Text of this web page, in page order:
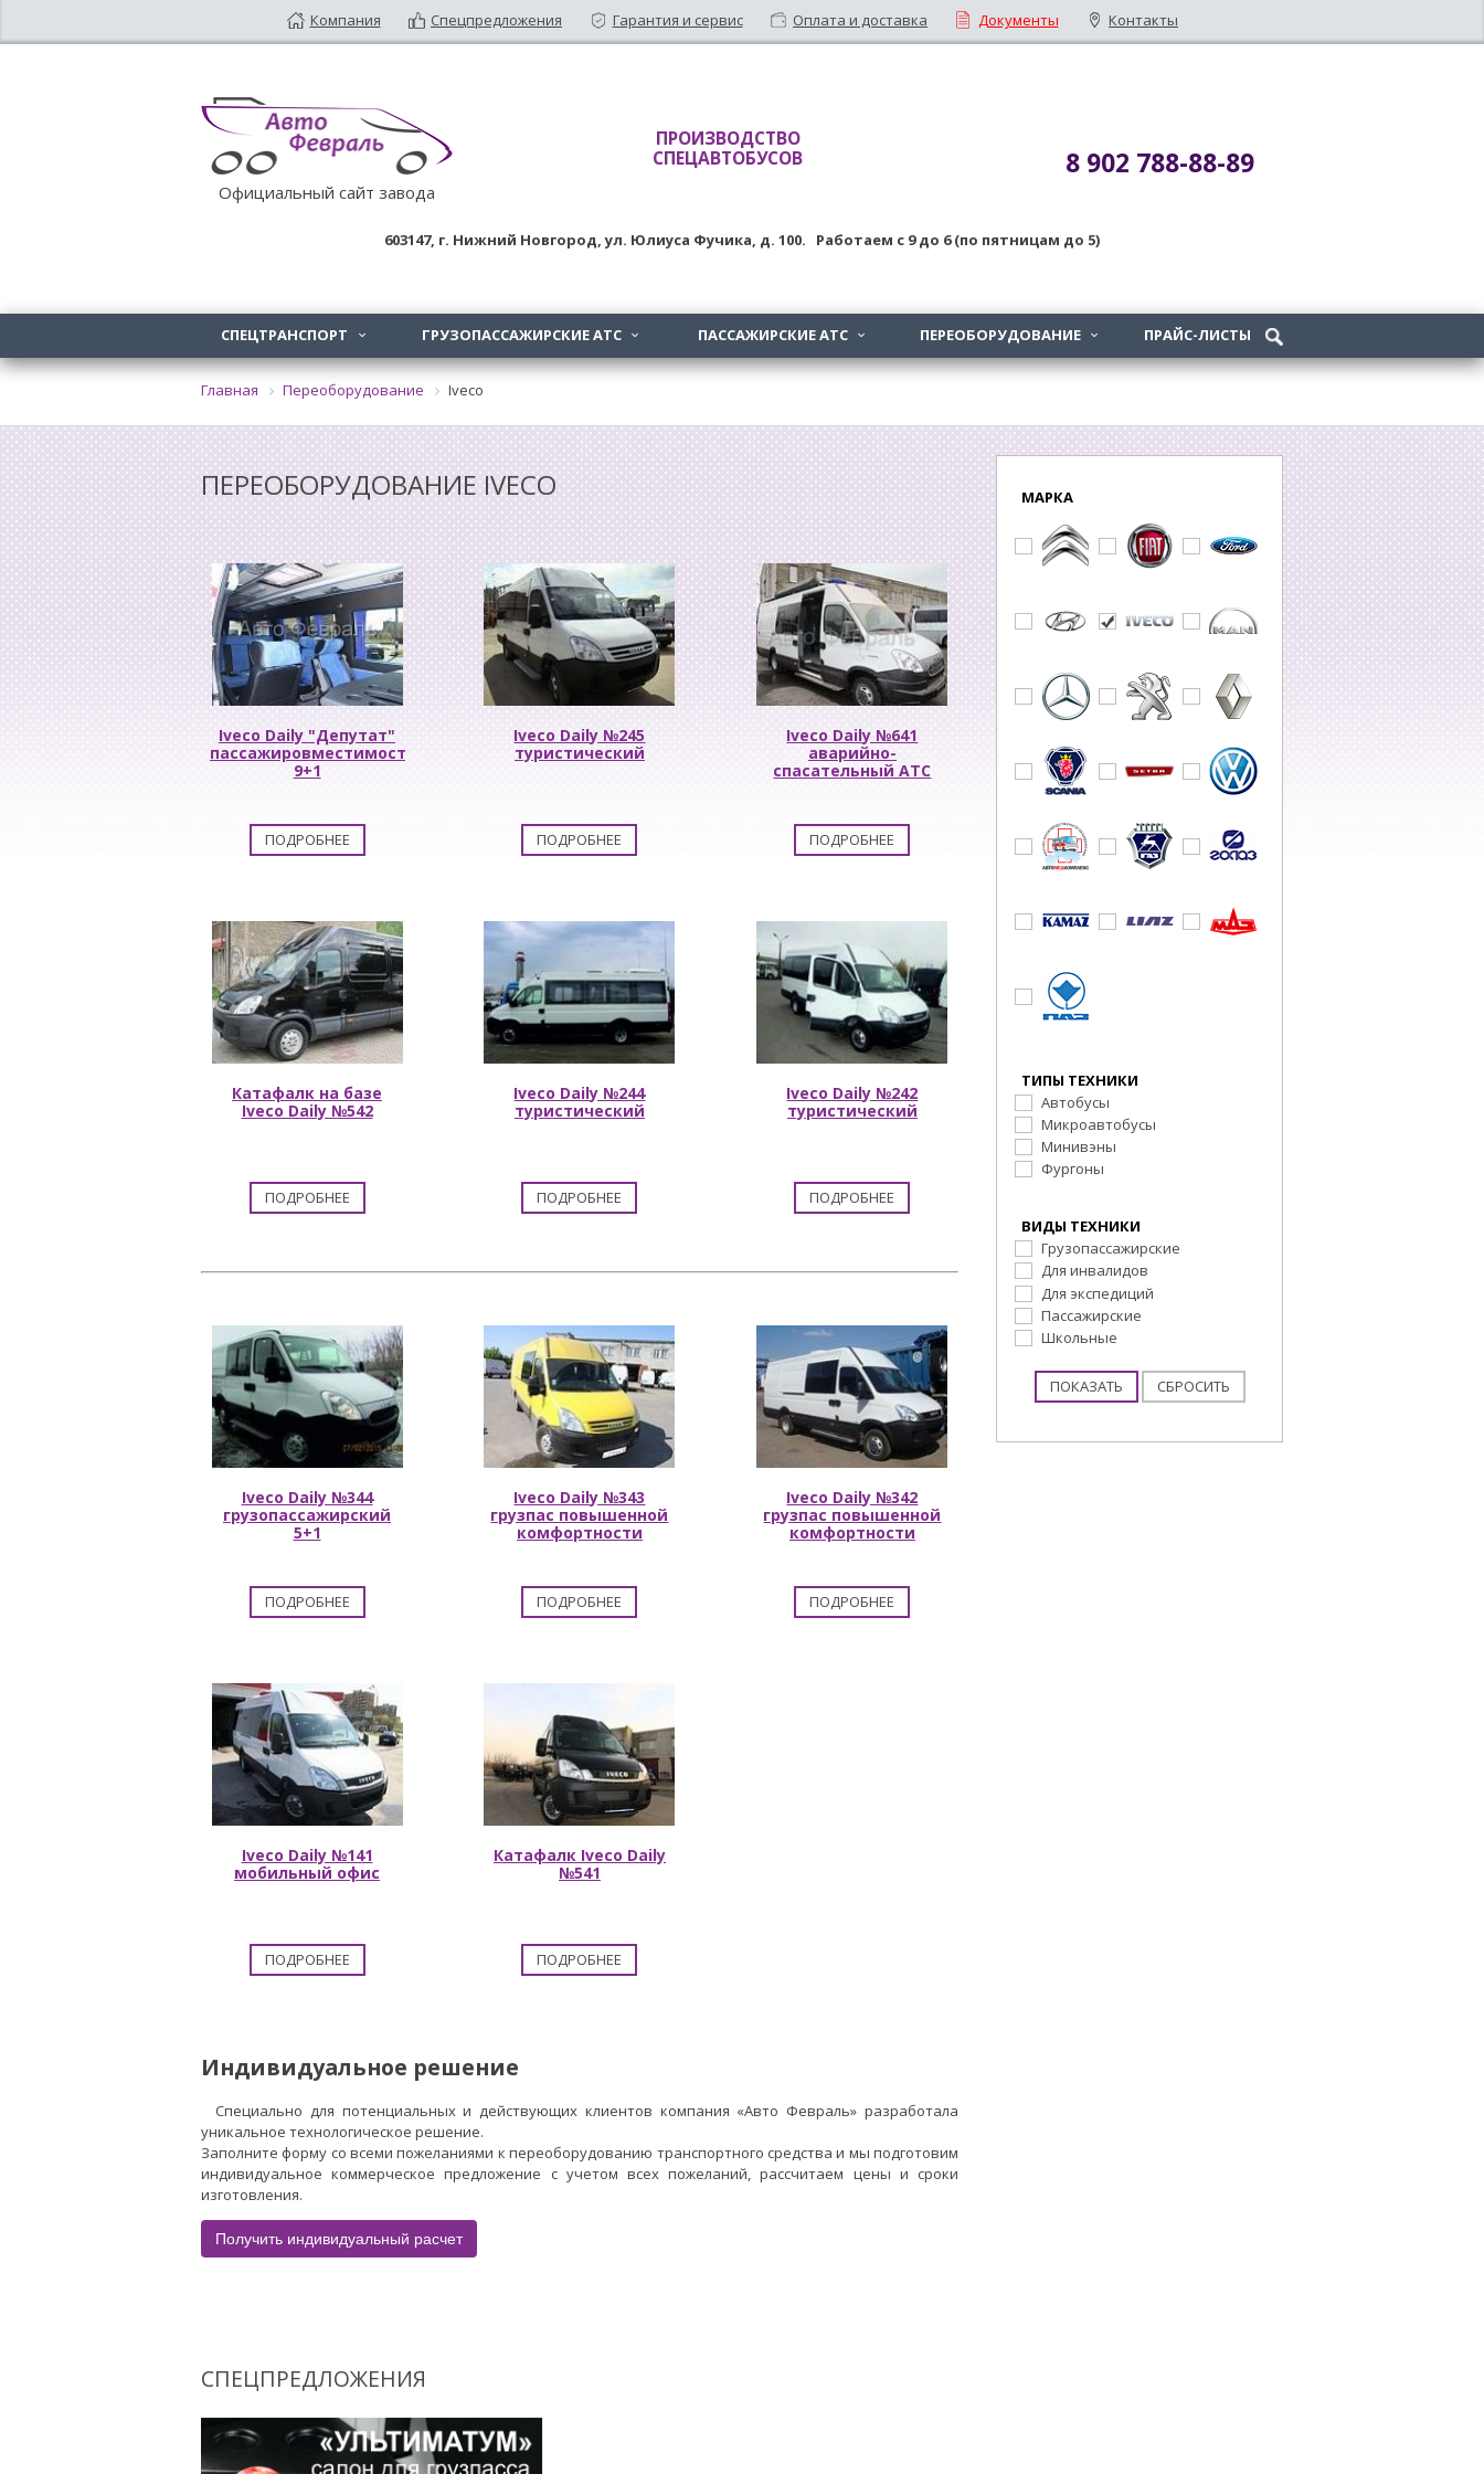
Компания Спецпредложения Гарантия и сервис Оплата и доставка Документы Контакты
Официальный сайт завода
ПРОИЗВОДСТВО
СПЕЦАВТОБУСОВ
8 902 788-88-89
603147, г. Нижний Новгород,ул. Юлиуса Фучика, д. 100. Работаем с 9до 6 (по пятницам до 5)
СПЕЦТРАНСПОРТ  ГРУЗОПАССАЖИРСКИЕ АТС  ПАССАЖИРСКИЕ АТС  ПЕРЕОБОРУДОВАНИЕ  ПРАЙС-ЛИСТЫ
Главная Переоборудование Iveco
МАРКА
ТИПЫ ТЕХНИКИ
Автобусы
Микроавтобусы
Минивэны
Фургоны
ВИДЫ ТЕХНИКИ
Грузопассажирские
Для инвалидов
Для экспедиций
Пассажирские
Школьные
ПЕРЕОБОРУДОВАНИЕ IVECO
Iveco Daily "Депутат"
пассажировместимость
9+1
ПОДРОБНЕЕ
Iveco Daily №245
туристический
ПОДРОБНЕЕ
Iveco Daily №641
аварийно-
спасательный АТС
ПОДРОБНЕЕ
Катафалк на базе
Iveco Daily №542
ПОДРОБНЕЕ
Iveco Daily №244
туристический
ПОДРОБНЕЕ
Iveco Daily №242
туристический
ПОДРОБНЕЕ
Iveco Daily №344
грузопассажирский
5+1
ПОДРОБНЕЕ
Iveco Daily №343
грузпас повышенной
комфортности
ПОДРОБНЕЕ
Iveco Daily №342
грузпас повышенной
комфортности
ПОДРОБНЕЕ
Iveco Daily №141
мобильный офис
ПОДРОБНЕЕ
Катафалк Iveco Daily
№541
ПОДРОБНЕЕ
Индивидуальное решение
Специально для потенциальных и действующих клиентов компания «Авто Февраль» разработала
уникальное технологическое решение.
Заполните форму со всеми пожеланиями к переоборудованию транспортного средства и мы подготовим
индивидуальное коммерческое предложение с учетом всех пожеланий, рассчитаем цены и сроки
изготовления.
Получить индивидуальный расчет
СПЕЦПРЕДЛОЖЕНИЯ